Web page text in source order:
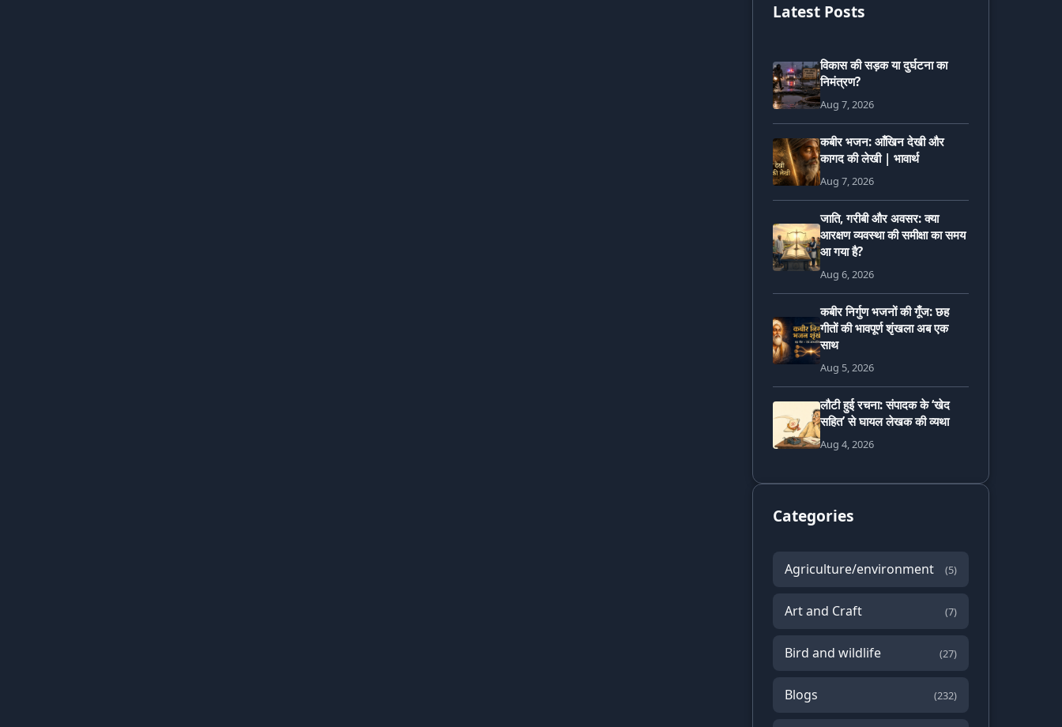
Latest Posts
विकास की सड़क या दुर्घटना का
निमंत्रण?
Aug 7, 2026
कबीर भजन: आँखिन देखी और
कागद की लेखी | भावार्थ
Aug 7, 2026
जाति, गरीबी और अवसर: क्या
आरक्षण व्यवस्था की समीक्षा का समय
आ गया है?
Aug 6, 2026
कबीर निर्गुण भजनों की गूँज: छह
गीतों की भावपूर्ण शृंखला अब एक
साथ
Aug 5, 2026
लौटी हुई रचना: संपादक के ‘खेद
सहित’ से घायल लेखक की व्यथा
Aug 4, 2026
Categories
Agriculture/environment (5)
Art and Craft (7)
Bird and wildlife (27)
Blogs (232)